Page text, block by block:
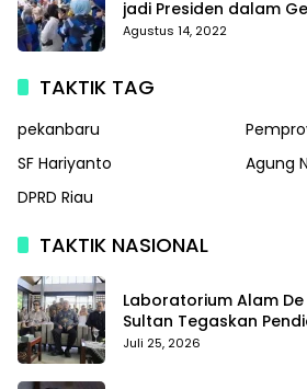
jadi Presiden dalam
Partai Demokrat
Agustus 14, 2022
TAKTIK TAG
pekanbaru
SF Hariyanto
Agung
DPRD Riau
TAKTIK NASIONAL
Laboratorium Alam
Sultan Tegaskan
Membentuk Karakter
Juli 25, 2026